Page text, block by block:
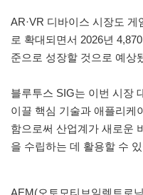
AR·VR 디바이스 시장도 게
로 확대되면서 2026년
준으로 성장할 것으로 예상
블루투스 SIG는 이번 시장
이끌 핵심 기술과 애플리케
함으로써 산업계가 새로운
을 수립하는 데 활용할 수
AEM(오토모티브일렉트로